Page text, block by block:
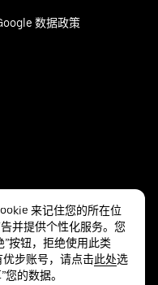
数据政策
碍服务
来记住您的所在位
并提供个性化服务。您
”按钮，拒绝使用此类
步账号，请点击此处选
您的数据。